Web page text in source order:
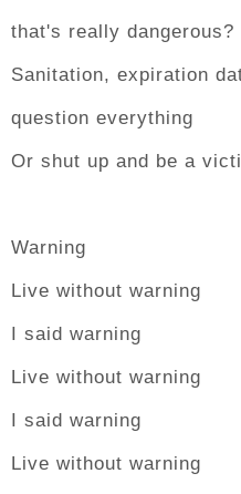
that's really dangerous?
Sanitation, expiration
question everything
Or shut up and be a
Warning
Live without warning
I said warning
Live without warning
I said warning
Live without warning